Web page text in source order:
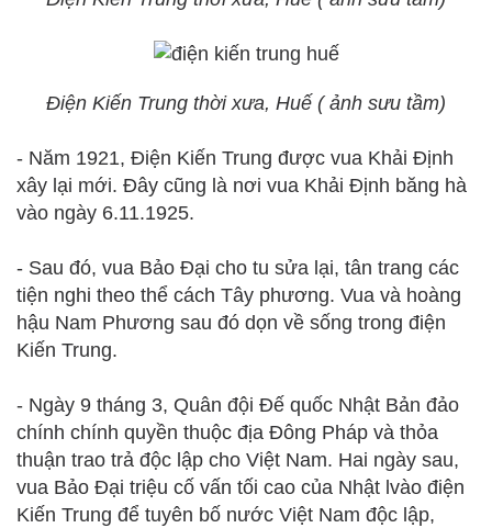
Điện Kiến Trung thời xưa, Huế ( ảnh sưu tầm)
- Năm 1921, Điện Kiến Trung được vua Khải Định
xây lại mới. Đây cũng là nơi vua Khải Định băng hà
vào ngày 6.11.1925.
- Sau đó, vua Bảo Đại cho tu sửa lại, tân trang các
tiện nghi theo thể cách Tây phương. Vua và hoàng
hậu Nam Phương sau đó dọn về sống trong điện
Kiến Trung.
- Ngày 9 tháng 3, Quân đội Đế quốc Nhật Bản đảo
chính chính quyền thuộc địa Đông Pháp và thỏa
thuận trao trả độc lập cho Việt Nam. Hai ngày sau,
vua Bảo Đại triệu cố vấn tối cao của Nhật lvào điện
Kiến Trung để tuyên bố nước Việt Nam độc lập,